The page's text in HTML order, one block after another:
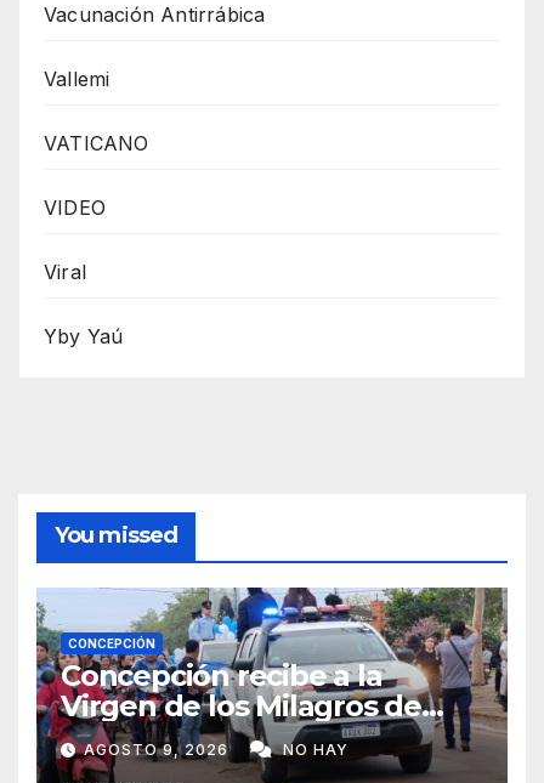
Vacunación Antirrábica
Vallemi
VATICANO
VIDEO
Viral
Yby Yaú
You missed
CONCEPCIÓN
Concepción recibe a la
Virgen de los Milagros de
Caacupé
AGOSTO 9, 2026 NO HAY